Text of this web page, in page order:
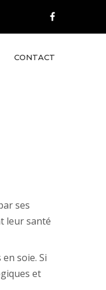
CONTACT
ses
leur santé
soie. Si
et